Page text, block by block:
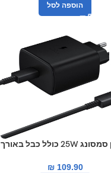
הוספה לסל
מטען סמסונג 25W כולל כבל באורך
₪109.90